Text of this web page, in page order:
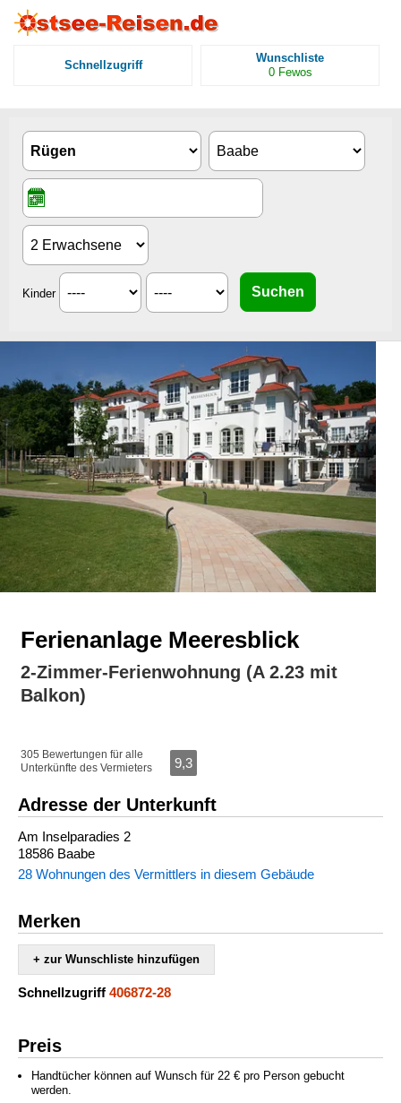
Schnellzugriff
Wunschliste
0 Fewos
Kinder
Ferienanlage Meeresblick
2-Zimmer-Ferienwohnung (A 2.23 mit
Balkon)
305 Bewertungen für alle
Unterkünfte des Vermieters
9,3
Adresse der Unterkunft
Am Inselparadies 2
18586 Baabe
28 Wohnungen des Vermittlers in diesem Gebäude
Merken
+ zur Wunschliste hinzufügen
Schnellzugriff 406872-28
Preis
Handtücher können auf Wunsch für 22 € pro Person gebucht
werden.